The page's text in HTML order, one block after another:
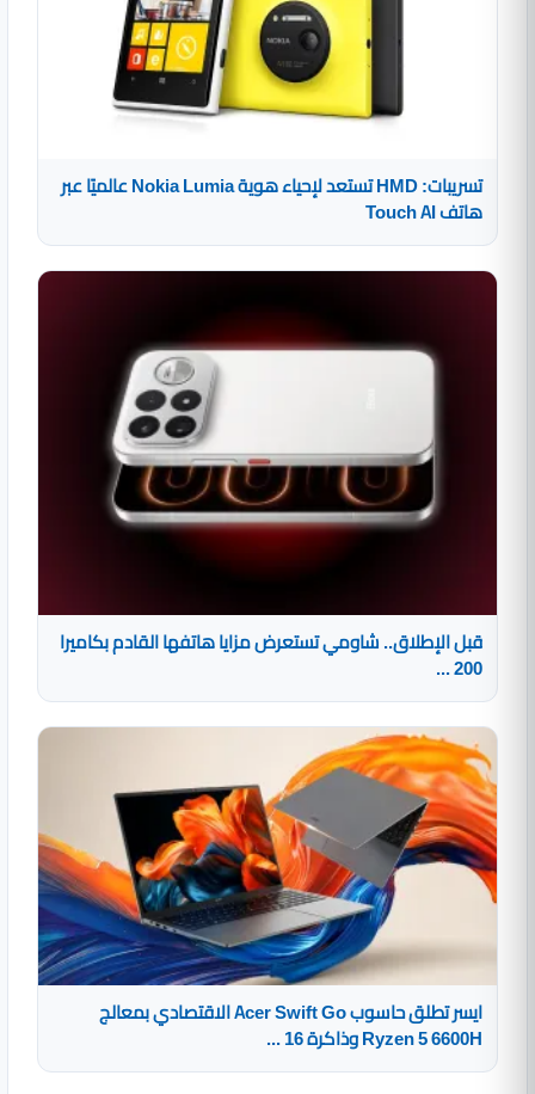
تسريبات: HMD تستعد لإحياء هوية Nokia Lumia عالميًا عبر
هاتف Touch AI
قبل الإطلاق.. شاومي تستعرض مزايا هاتفها القادم بكاميرا
200 ...
ايسر تطلق حاسوب Acer Swift Go الاقتصادي بمعالج
Ryzen 5 6600H وذاكرة 16 ...